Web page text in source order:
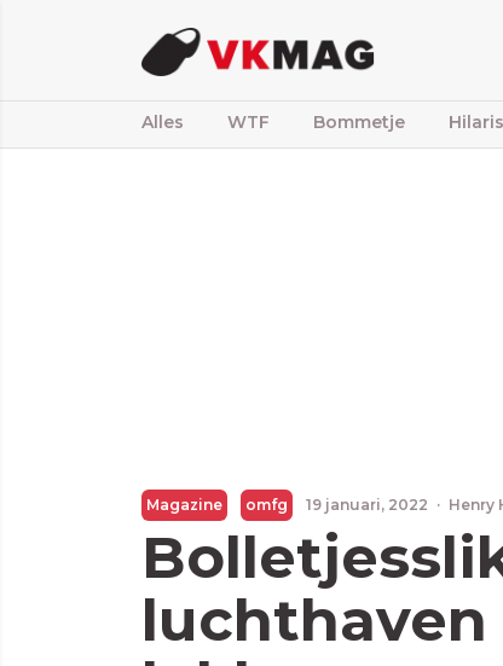
Alles WTF Bommetje
Magazine omfg 19 januari, 2022 · Henry
luchthaven